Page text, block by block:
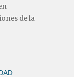
de la